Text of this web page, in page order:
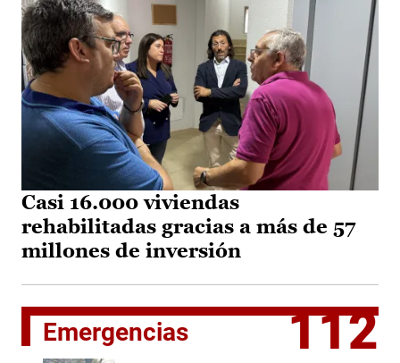
Casi 16.000 viviendas
rehabilitadas gracias a más de 57
millones de inversión
Emergencias 112